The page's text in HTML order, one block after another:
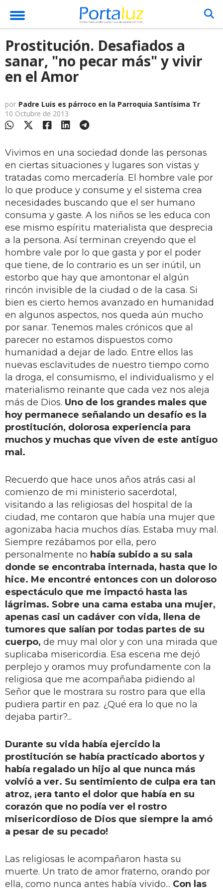
Prostitución. Desafiados a
sanar, "no pecar más" y vivir
en el Amor
por Padre Luis es párroco en la Parroquia Santísima Tr
10 Octubre de 2013
Vivimos en una sociedad donde las personas
en ciertas situaciones y lugares son vistas y
tratadas como mercadería. El hombre vale por
lo que produce y consume y el sistema crea
necesidades buscando que el ser humano
consuma y gaste. A los niños se les educa con
ese mismo espíritu materialista que desprecia
a la persona. Así terminan creyendo que el
hombre vale por lo que gasta y por el poder
que tiene, de lo contrario es un ser inútil, un
estorbo que hay que amontonar el algún
rincón invisible de la ciudad o de la casa. Si
bien es cierto hemos avanzado en humanidad
en algunos aspectos, nos queda aún mucho
por sanar. Tenemos males crónicos que al
parecer no estamos dispuestos como
humanidad a dejar de lado. Entre ellos las
nuevas esclavitudes de nuestro tiempo como
la droga, el consumismo, el individualismo y el
materialismo reinante que cada vez nos aleja
más de Dios. Uno de los grandes males que
hoy permanece señalando un desafío es la
prostitución, dolorosa experiencia para
muchos y muchas que viven de este antiguo
mal.
Recuerdo que hace unos años atrás casi al
comienzo de mi ministerio sacerdotal,
visitando a las religiosas del hospital de la
ciudad, me contaron que había una mujer que
agonizaba hacia muchos días. Estaba muy mal.
Siempre rezábamos por ella, pero
personalmente no había subido a su sala
donde se encontraba internada, hasta que lo
hice. Me encontré entonces con un doloroso
espectáculo que me impactó hasta las
lágrimas. Sobre una cama estaba una mujer,
apenas casi un cadáver con vida, llena de
tumores que salían por todas partes de su
cuerpo, de muy mal olor y con una mirada que
suplicaba misericordia. Esa escena me dejó
perplejo y oramos muy profundamente con la
religiosa que me acompañaba pidiendo al
Señor que le mostrara su rostro para que ella
pudiera partir en paz. ¿Qué era lo que no la
dejaba partir?...
Durante su vida había ejercido la
prostitución se había practicado abortos y
había regalado un hijo al que nunca más
volvió a ver. Su sentimiento de culpa era tan
atroz, ¡era tanto el dolor que había en su
corazón que no podía ver el rostro
misericordioso de Dios que siempre la amó
a pesar de su pecado!
Las religiosas le acompañaron hasta su
muerte. Un trato de amor fraterno, orando por
ella, como nunca antes había vivido... Con las